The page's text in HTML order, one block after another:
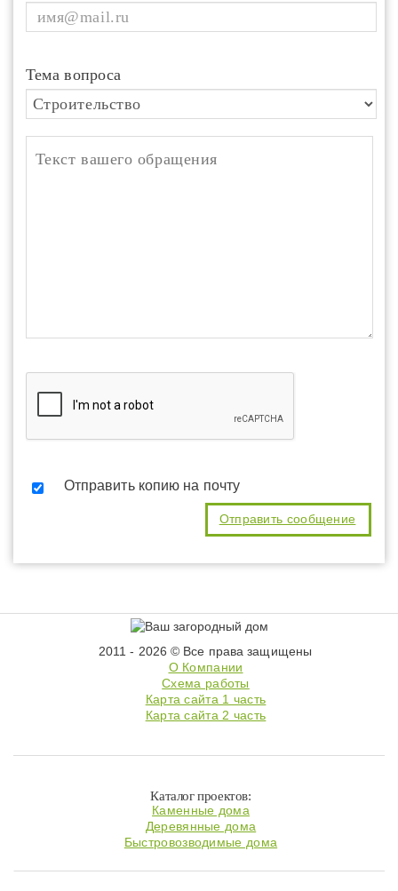
Тема вопроса
Отправить копию на почту
2011 - 2026 © Все права защищены
О Компании
Схема работы
Карта сайта 1 часть
Карта сайта 2 часть
Каталог проектов:
Каменные дома
Деревянные дома
Быстровозводимые дома